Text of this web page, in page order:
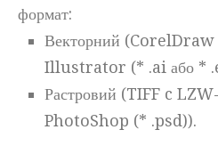
формат:
Векторний
Illustrator (* .ai або *
Растровий (TIFF c
PhotoShop (* .psd)).